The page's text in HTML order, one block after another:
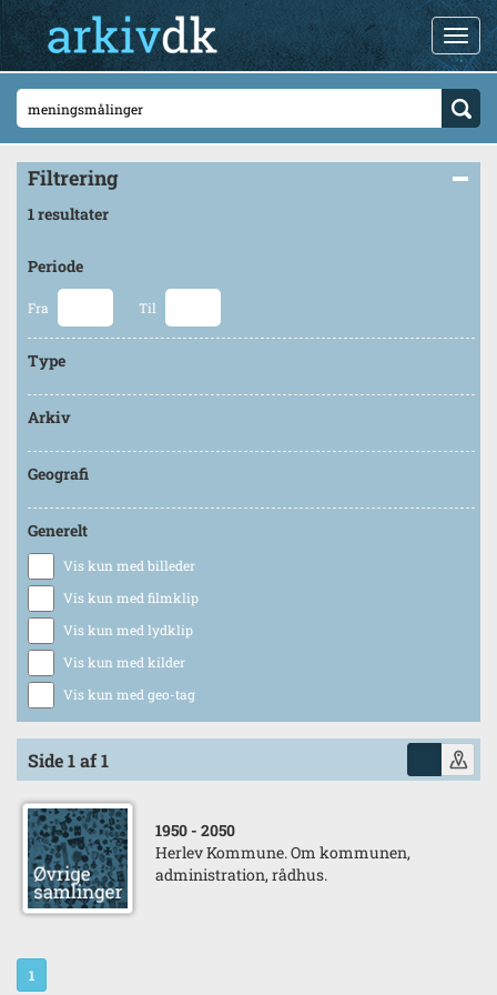
Filtrering
1 resultater
Periode
Fra Til
Type
Arkiv
Geografi
Generelt
Vis kun med billeder
Vis kun med filmklip
Vis kun med lydklip
Vis kun med kilder
Vis kun med geo-tag
Side 1 af 1
1950 - 2050
Herlev Kommune. Om kommunen,
administration, rådhus.
1